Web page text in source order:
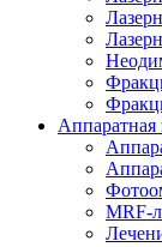
Аппаратная
MRF-